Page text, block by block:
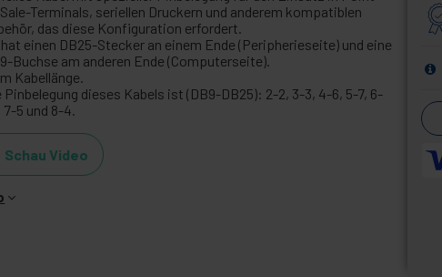
Terminals, seriellen Druckern und anderem kompatiblen
das diese Konfiguration erfordert.
einen DB25-Stecker an einem Ende (Peripherieseite) und eine
Buchse am anderen Ende (Computerseite).
m Kabellänge.
Pinbelegung dieses Kabels ist (DB9-DB25): 2-2, 3-3, 4-6, 5-7, 6-
7-5 und 8-4.
Schau Video